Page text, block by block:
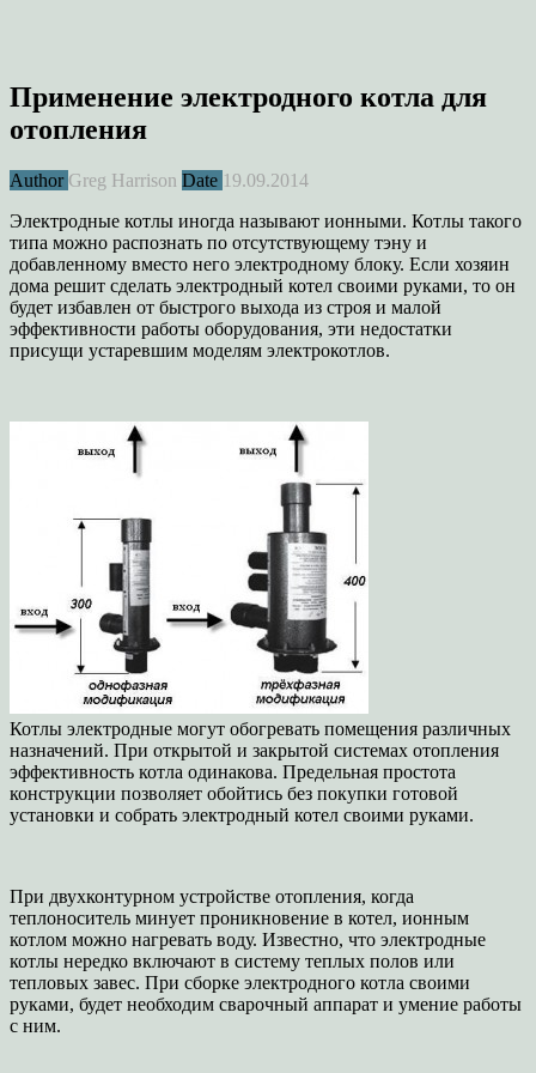
Применение электродного котла для
отопления
Author Greg Harrison Date 19.09.2014
Электродные котлы иногда называют ионными. Котлы такого
типа можно распознать по отсутствующему тэну и
добавленному вместо него электродному блоку. Если хозяин
дома решит сделать электродный котел своими руками, то он
будет избавлен от быстрого выхода из строя и малой
эффективности работы оборудования, эти недостатки
присущи устаревшим моделям электрокотлов.
Котлы электродные могут обогревать помещения различных
назначений. При открытой и закрытой системах отопления
эффективность котла одинакова. Предельная простота
конструкции позволяет обойтись без покупки готовой
установки и собрать электродный котел своими руками.
При двухконтурном устройстве отопления, когда
теплоноситель минует проникновение в котел, ионным
котлом можно нагревать воду. Известно, что электродные
котлы нередко включают в систему теплых полов или
тепловых завес. При сборке электродного котла своими
руками, будет необходим сварочный аппарат и умение работы
с ним.